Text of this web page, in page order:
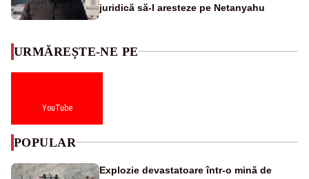
juridică să-l aresteze pe Netanyahu
URMĂREȘTE-NE PE
YouTube
POPULAR
Explozie devastatoare într-o mină de